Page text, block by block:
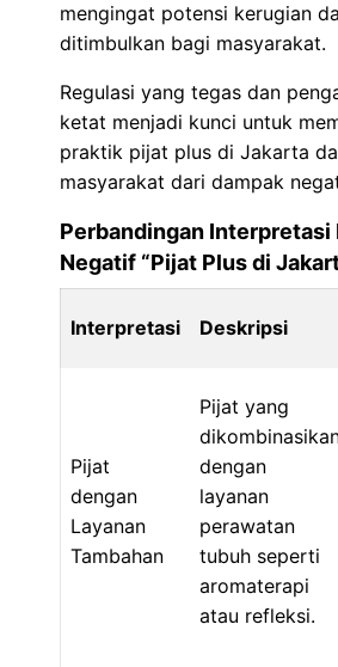
mengingat potensi kerugian
ditimbulkan bagi masyarakat.
Regulasi yang tegas dan
ketat menjadi kunci untuk
praktik pijat plus di Jakarta
masyarakat dari dampak
Perbandingan Interpretasi
Negatif “Pijat Plus di
Interpretasi Deskripsi
Pijat
dengan
Layanan
Tambahan
Pijat yang
dengan
layanan
perawatan
tubuh seperti
aromaterapi
atau refleksi.